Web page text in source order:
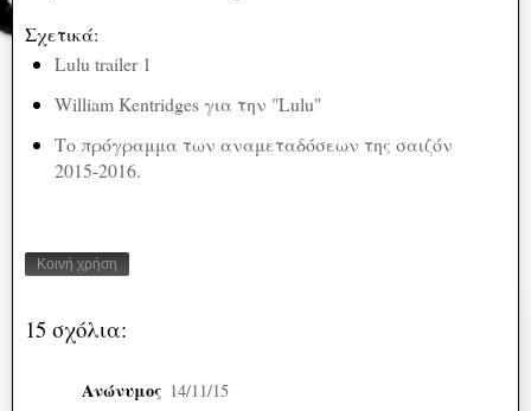
Σχετικά:
Lulu trailer 1
William Kentridges για την "Lulu"
Το πρόγραμμα των αναμεταδόσεων της σαιζόν
2015-2016.
Κοινή χρήση
15 σχόλια:
Ανώνυμος 14/11/15